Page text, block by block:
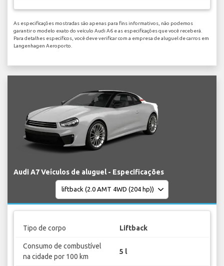
As especificações mostradas são apenas para fins informativos, não podemos
garantir o modelo exato do veículo Audi A6 e as especificações que você receberá.
Para detalhes específicos, você deve verificar com a empresa de aluguel de carros em
Langenhagen Aeroporto.
Audi A7 Veículos de aluguel - Especificações
Tipo de corpo Liftback
Consumo de combustível
na cidade por 100 km
5 l